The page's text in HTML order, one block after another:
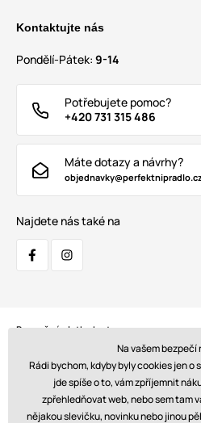
Kontaktujte nás
Pondělí-Pátek: 9-14
Potřebujete pomoc?
+420 731 315 486
Máte dotazy a návrhy?
Najdete nás také na
Bezpečná platba kartou:
Doprava:
Na vašem bezpečí
Rádi bychom, kdyby byly cookies jen
jde spíše o to, vám zpříjemnit
zpřehledňovat web, nebo sem tam
nějakou slevičku, novinku nebo jinou